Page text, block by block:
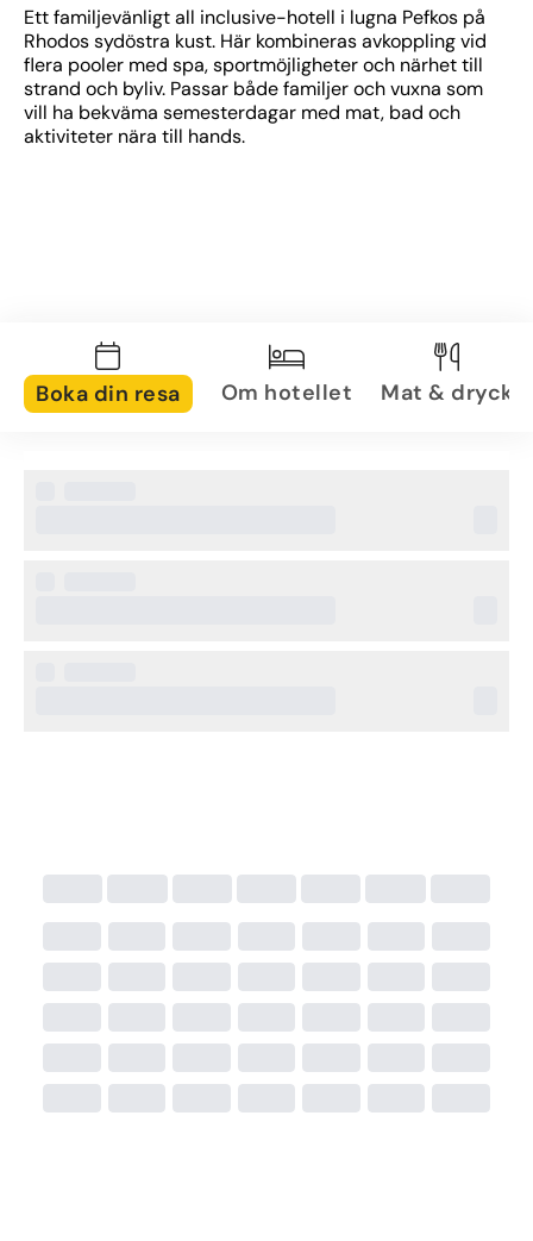
Ett familjevänligt all inclusive-hotell i lugna Pefkos på
Rhodos sydöstra kust. Här kombineras avkoppling vid
flera pooler med spa, sportmöjligheter och närhet till
strand och byliv. Passar både familjer och vuxna som
vill ha bekväma semesterdagar med mat, bad och
aktiviteter nära till hands.
Boka din resa Om hotellet Mat & dryck